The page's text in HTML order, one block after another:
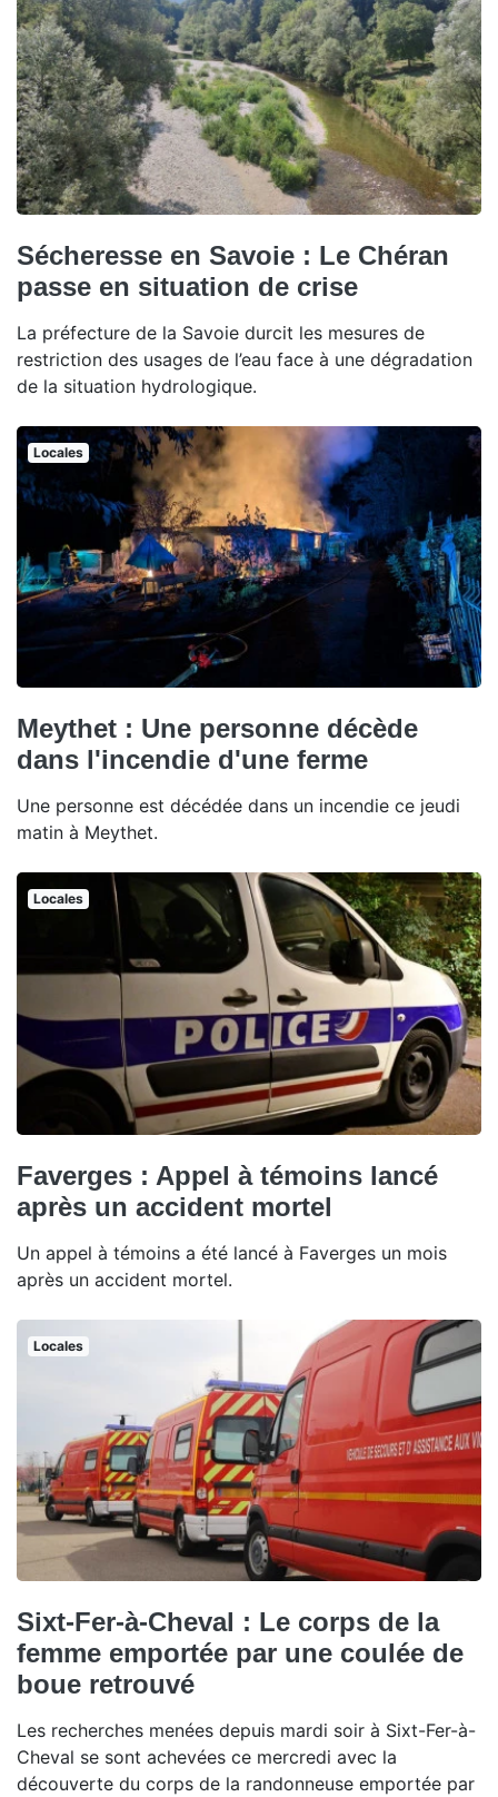
Sécheresse en Savoie : Le Chéran
passe en situation de crise
La préfecture de la Savoie durcit les mesures de
restriction des usages de l’eau face à une dégradation
de la situation hydrologique.
Locales
Meythet : Une personne décède
dans l'incendie d'une ferme
Une personne est décédée dans un incendie ce jeudi
matin à Meythet.
Locales
Faverges : Appel à témoins lancé
après un accident mortel
Un appel à témoins a été lancé à Faverges un mois
après un accident mortel.
Locales
Sixt-Fer-à-Cheval : Le corps de la
femme emportée par une coulée de
boue retrouvé
Les recherches menées depuis mardi soir à Sixt-Fer-à-
Cheval se sont achevées ce mercredi avec la
découverte du corps de la randonneuse emportée par